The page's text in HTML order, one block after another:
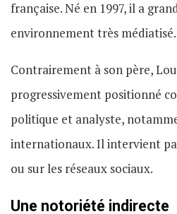
française. Né en 1997, il a
environnement très médiatisé.
Contrairement à son père,
progressivement positionné
politique et analyste,
internationaux. Il intervient
ou sur les réseaux sociaux.
Une notoriété indirecte